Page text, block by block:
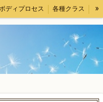
ディプロセス 各種クラス »